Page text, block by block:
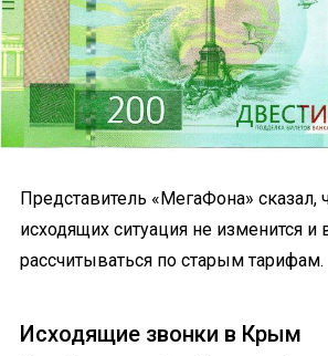
Представитель «МегаФона» сказал,
исходящих ситуация не изменится и
рассчитываться по старым тарифам.
Исходящие звонки в Крым